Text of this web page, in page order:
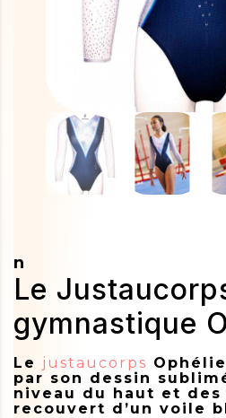
n
Le
gymnastique
Le justaucorps
par son dessin
niveau du haut et
recouvert d’un voile